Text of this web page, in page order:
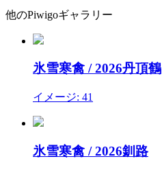
他のPiwigoギャラリー
氷雪寒禽 /2026丹頂鶴
イメージ: 41
氷雪寒禽 /2026釧路